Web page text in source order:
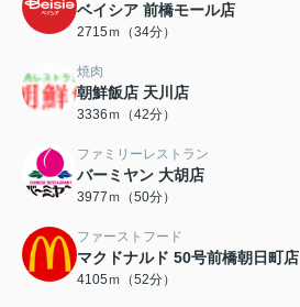
ベイシア 前橋モール店
2715ｍ（34分）
焼肉
朝鮮飯店 天川店
3336ｍ（42分）
ファミリーレストラン
バーミヤン 大胡店
3977ｍ（50分）
ファーストフード
マクドナルド 50号前橋朝日町店
4105ｍ（52分）